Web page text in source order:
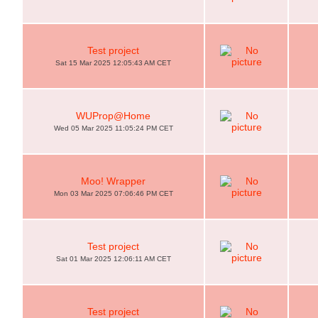
Test project
Sat 15 Mar 2025 12:05:43 AM CET
WUProp@Home
Wed 05 Mar 2025 11:05:24 PM CET
Moo! Wrapper
Mon 03 Mar 2025 07:06:46 PM CET
Test project
Sat 01 Mar 2025 12:06:11 AM CET
Test project